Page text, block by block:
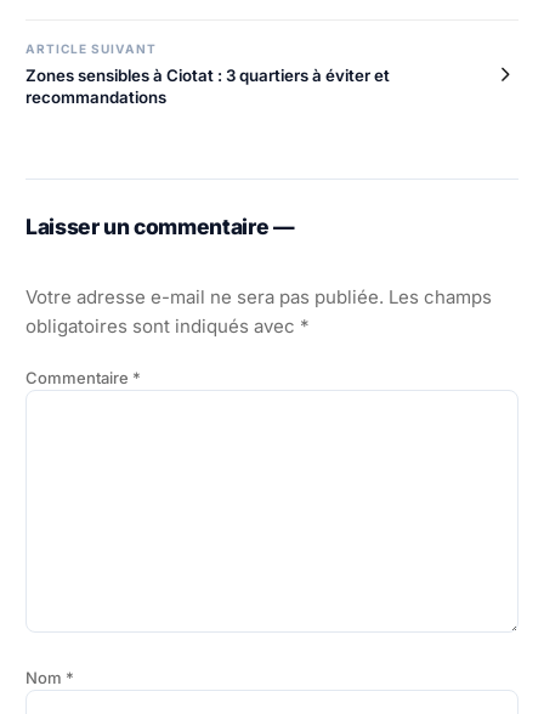
ARTICLE SUIVANT
Zones sensibles à Ciotat : 3 quartiers à éviter et
recommandations
Laisser un commentaire —
Votre adresse e-mail ne sera pas publiée. Les champs
obligatoires sont indiqués avec *
Commentaire *
Nom *